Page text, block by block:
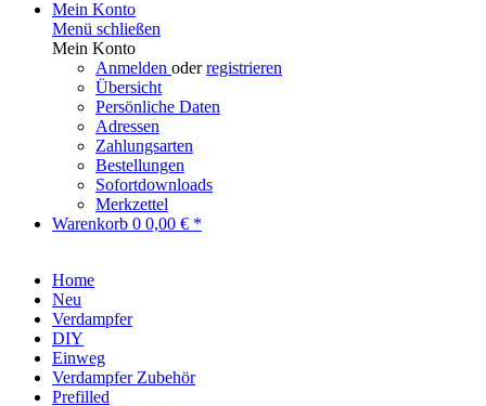
Mein Konto
Menü schließen
Mein Konto
Anmelden oderregistrieren
Übersicht
Persönliche Daten
Adressen
Zahlungsarten
Bestellungen
Sofortdownloads
Merkzettel
Warenkorb 0 0,00 € *
Home
Neu
Verdampfer
DIY
Einweg
Verdampfer Zubehör
Prefilled